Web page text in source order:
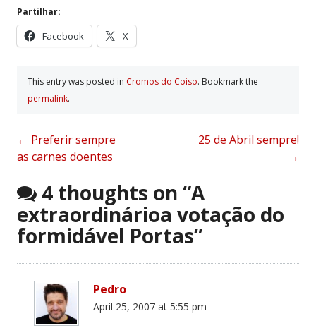
Partilhar:
Facebook X
This entry was posted in Cromos do Coiso. Bookmark the
permalink.
Post
navigation
← Preferir sempre
as carnes doentes
25 de Abril sempre!
→
4 thoughts on “A
extraordinárioa votação do
formidável Portas”
Pedro
April 25, 2007 at 5:55 pm